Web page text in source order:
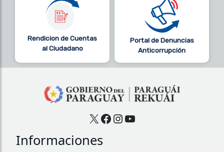
Rendicion de Cuentas
al Ciudadano
Portal de Denuncias
Anticorrupción
X Facebook
Instagram
YouTube
Informaciones